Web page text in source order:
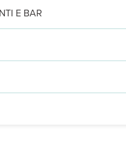
(30m²max 3 adulti) con vista
E BAR
principale Jade con servizio
esterne, attrezzata con
pagamento, minigolf, squash,